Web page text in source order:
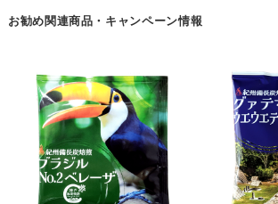
お勧め関連商品・キャンペーン情報